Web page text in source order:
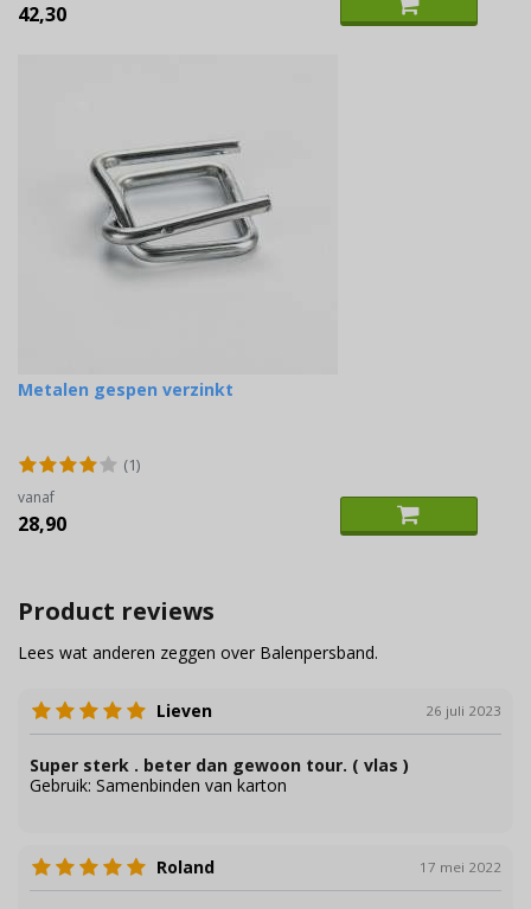
42,30
Metalen gespen verzinkt
(1)
vanaf
28,90
Product reviews
Lees wat anderen zeggen over Balenpersband.
Lieven 26 juli 2023
Super sterk . beter dan gewoon tour. ( vlas )
Gebruik: Samenbinden van karton
Roland 17 mei 2022